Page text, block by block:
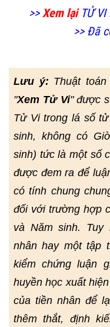
>>Xem lạiTỬ VI
>> Đã
Lưu ý: Thuật
"Xem Tử Vi" được
Tử Vi trong lá số
sinh, không có
sinh) tức là một số
được đem ra để
có tính chung
đối với trường hợp
và Năm sinh. Tuy
nhân hay một tập
kiểm chứng luận
huyền học xuất
của tiền nhân để
thêm thắt, định